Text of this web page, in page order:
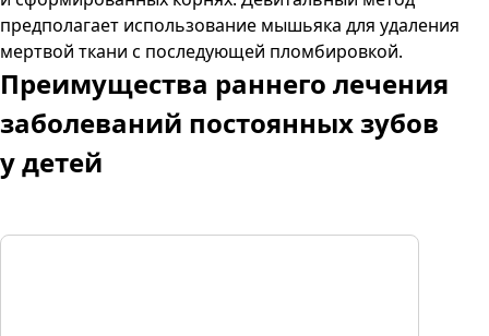
предполагает использование мышьяка для удаления
мертвой ткани с последующей пломбировкой.
Преимущества раннего лечения
заболеваний постоянных зубов
у детей